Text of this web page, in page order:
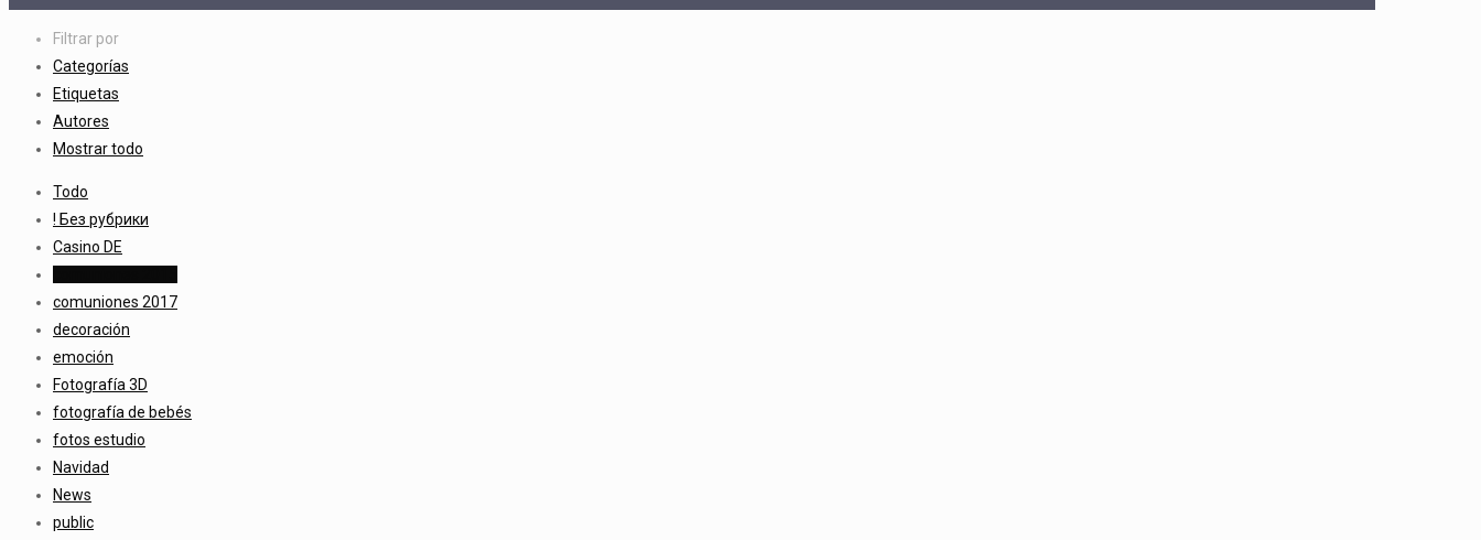
Filtrar por
Categorías
Etiquetas
Autores
Mostrar todo
Todo
! Без рубрики
Casino DE
comuniones 2017
decoración
emoción
Fotografía 3D
fotografía de bebés
fotos estudio
Navidad
News
public